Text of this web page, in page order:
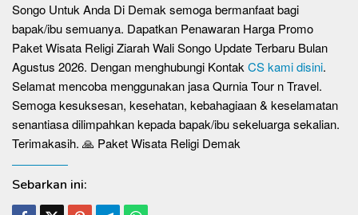
Songo Untuk Anda Di Demak semoga bermanfaat bagi
bapak/ibu semuanya. Dapatkan Penawaran Harga Promo
Paket Wisata Religi Ziarah Wali Songo Update Terbaru Bulan
Agustus 2026. Dengan menghubungi Kontak CS kami disini.
Selamat mencoba menggunakan jasa Qurnia Tour n Travel.
Semoga kesuksesan, kesehatan, kebahagiaan & keselamatan
senantiasa dilimpahkan kepada bapak/ibu sekeluarga sekalian.
Terimakasih. 🙏 Paket Wisata Religi Demak
Sebarkan ini: